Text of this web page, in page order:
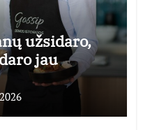
užsidaro,
jau